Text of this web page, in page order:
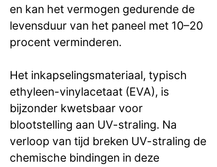
en kan het vermogen gedurende de
levensduur van het paneel met 10–20
procent verminderen.
Het inkapselingsmateriaal, typisch
ethyleen-vinylacetaat (EVA), is
bijzonder kwetsbaar voor
blootstelling aan UV-straling. Na
verloop van tijd breken UV-straling de
chemische bindingen in deze